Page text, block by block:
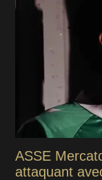
ASSE
attaquant